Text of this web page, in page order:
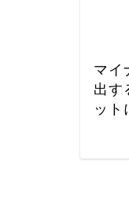
マイ
出す
ット